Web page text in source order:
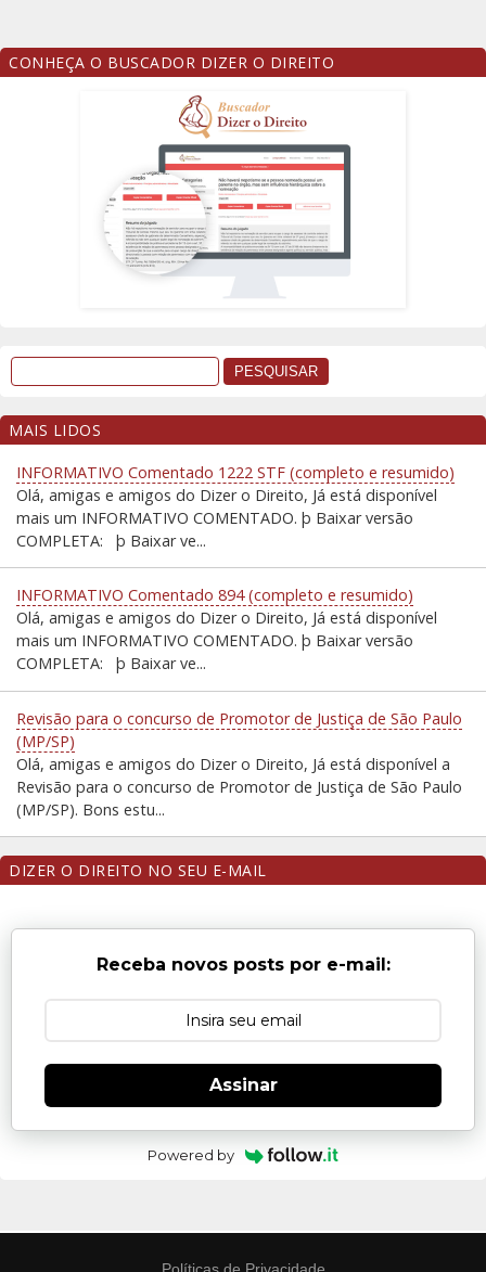
CONHEÇA O BUSCADOR DIZER O DIREITO
MAIS LIDOS
INFORMATIVO Comentado 1222 STF (completo e resumido)
Olá, amigas e amigos do Dizer o Direito, Já está disponível
mais um INFORMATIVO COMENTADO. þ Baixar versão
COMPLETA: þ Baixar ve...
INFORMATIVO Comentado 894 (completo e resumido)
Olá, amigas e amigos do Dizer o Direito, Já está disponível
mais um INFORMATIVO COMENTADO. þ Baixar versão
COMPLETA: þ Baixar ve...
Revisão para o concurso de Promotor de Justiça de São Paulo
(MP/SP)
Olá, amigas e amigos do Dizer o Direito, Já está disponível a
Revisão para o concurso de Promotor de Justiça de São Paulo
(MP/SP). Bons estu...
DIZER O DIREITO NO SEU E-MAIL
Receba novos posts por e-mail:
Assinar
Powered by